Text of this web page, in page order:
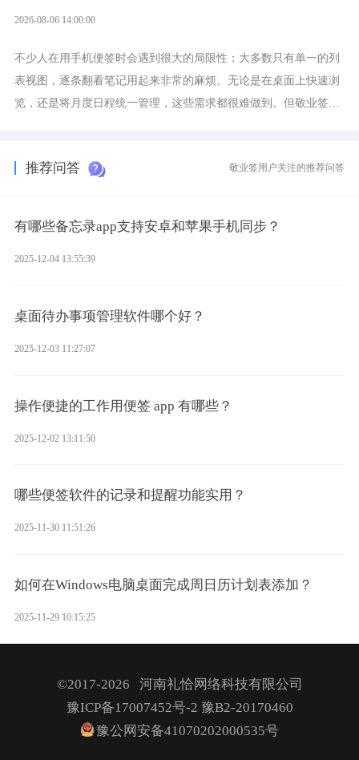
2026-08-06 14:00:00
不少人在用手机便签时会遇到很大的局限性：大多数只有单一的列
表视图，逐条翻看笔记用起来非常的麻烦。无论是在桌面上快速浏
览，还是将月度日程统一管理，这些需求都很难做到。但敬业签作
推荐问答 敬业签用户关注的推荐问答
有哪些备忘录app支持安卓和苹果手机同步？
2025-12-04 13:55:39
桌面待办事项管理软件哪个好？
2025-12-03 11:27:07
操作便捷的工作用便签 app 有哪些？
2025-12-02 13:11:50
哪些便签软件的记录和提醒功能实用？
2025-11-30 11:51:26
如何在Windows电脑桌面完成周日历计划表添加？
2025-11-29 10:15:25
©2017-2026 河南礼恰网络科技有限公司
豫ICP备17007452号-2 豫B2-20170460
豫公网安备41070202000535号